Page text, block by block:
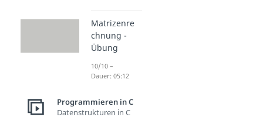
Matrizenre
chnung -
Übung
10/10 –
Dauer: 05:12
Programmieren in C
Datenstrukturen in C